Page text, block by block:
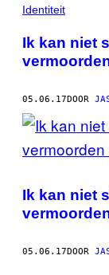
POSTS
BY
THIS
Identiteit
Ik kan niet
05.06.17DOOR
Ik kan niet
05.06.17DOOR